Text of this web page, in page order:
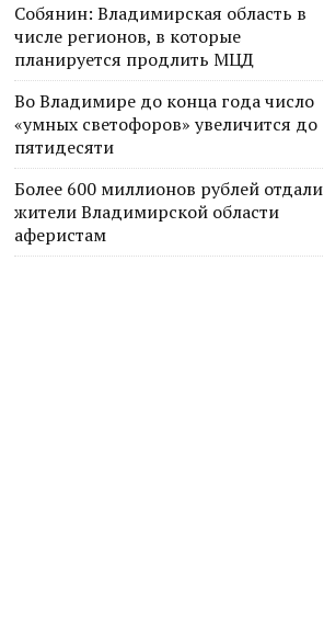
Собянин: Владимирская область в
числе регионов, в которые
планируется продлить МЦД
Во Владимире до конца года число
«умных светофоров» увеличится до
пятидесяти
Более 600 миллионов рублей отдали
жители Владимирской области
аферистам